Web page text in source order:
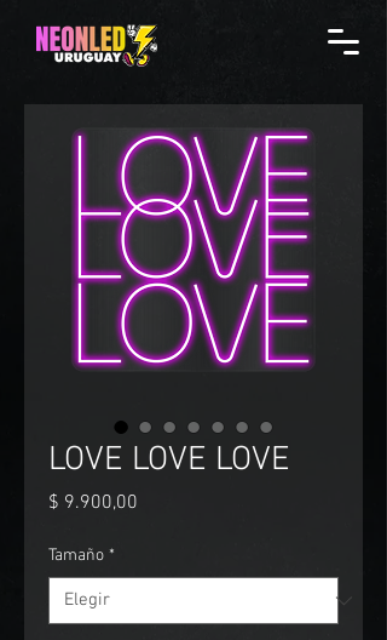
LOVE LOVE LOVE
$ 9.900,00
Tamaño *